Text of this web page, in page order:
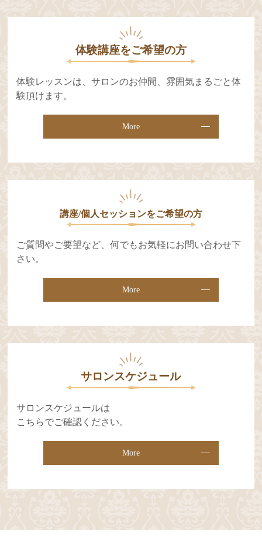
体験講座をご希望の⽅
体験レッスンは、サロンのお仲間、雰囲気まるごと体
験頂けます。
More
講座/個人セッションをご希望の⽅
ご質問やご要望など、何でもお気軽にお問い合わせ下
さい。
More
サロンスケジュール
サロンスケジュールは
こちらでご確認ください。
More